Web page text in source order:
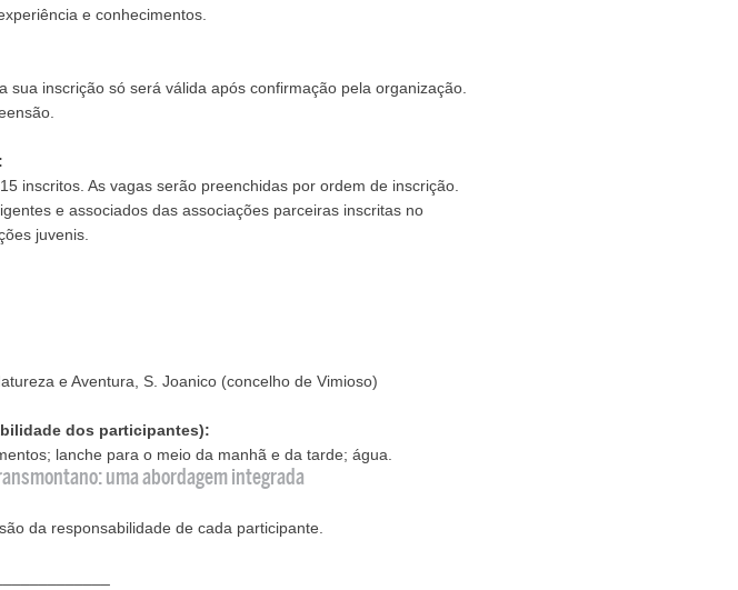
e conhecimentos.
sua inscrição só será válida após confirmação pela organização.
inscritos. As vagas serão preenchidas por ordem de inscrição.
e associados das associações parceiras inscritas no
juvenis.
e Aventura, S. Joanico (concelho de Vimioso)
dos participantes):
lanche para o meio da manhã e da tarde; água.
da responsabilidade de cada participante.
uma abordagem integrada